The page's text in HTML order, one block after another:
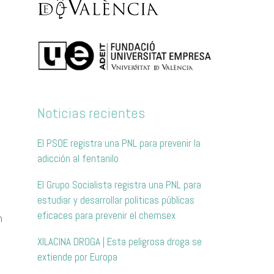
alcohol/home.htm
Noticias recientes
El PSOE registra una PNL para prevenir la
adicción al fentanilo
El Grupo Socialista registra una PNL para
estudiar y desarrollar políticas públicas
eficaces para prevenir el chemsex
XILACINA DROGA | Esta peligrosa droga se
extiende por Europa